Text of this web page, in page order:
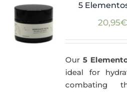
5
20,95€
Our 5
ideal for
combating